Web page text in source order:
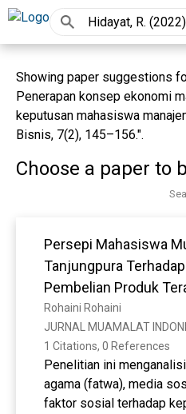
Showing paper suggestions
Penerapan konsep ekonomi
keputusan mahasiswa
Bisnis, 7(2), 145–156.".
Choose a paper to
Persepi Mahasiswa
Tanjungpura
Pembelian Produk
Rohaini Rohaini
JURNAL MUAMALAT
1 Citations, 0 References
Penelitian ini
agama (fatwa), media
faktor sosial terhadap